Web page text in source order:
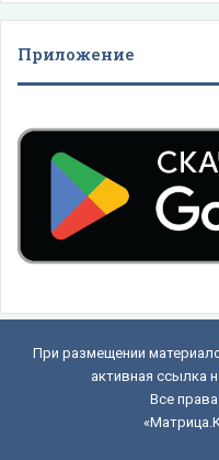
Приложение
При размещении
активная ссылка
Все